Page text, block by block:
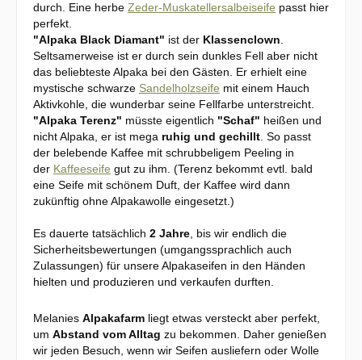
durch. Eine herbe Zeder-Muskatellersalbeiseife passt hier
perfekt.
"Alpaka Black Diamant" ist der Klassenclown
Seltsamerweise ist er durch sein dunkles Fell aber nicht
das beliebteste Alpaka bei den Gästen. Er erhielt eine
mystische schwarze Sandelholzseife mit einem Hauch
Aktivkohle, die wunderbar seine Fellfarbe unterstreicht.
"Alpaka Terenz" müsste eigentlich "Schaf" heißen und
nicht Alpaka, er ist mega ruhig und gechillt . So passt
der belebende Kaffee mit schrubbeligem Peeling in
der Kaffeeseife gut zu ihm. (Terenz bekommt evtl. bald
eine Seife mit schönem Duft, der Kaffee wird dann
zukünftig ohne Alpakawolle eingesetzt.)
Es dauerte tatsächlich 2 Jahre , bis wir endlich die
Sicherheitsbewertungen (umgangssprachlich auch
Zulassungen) für unsere Alpakaseifen in den Händen
hielten und produzieren und verkaufen durften.
Melanies Alpakafarm liegt etwas versteckt aber perfekt,
um Abstand vom Alltag zu bekommen. Daher genießen
wir jeden Besuch, wenn wir Seifen ausliefern oder Wolle